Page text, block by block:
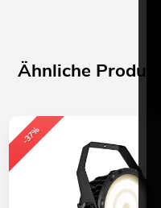
Ähnliche Produkte
-37%